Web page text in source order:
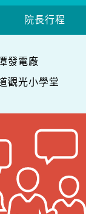
院長行程
發電廠
觀光小學堂